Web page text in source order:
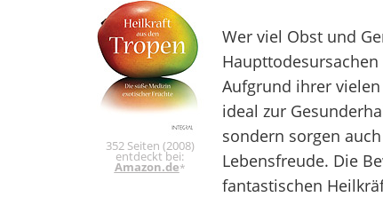
352 Seiten (2008)
entdeckt bei:
Amazon.de*
Wer viel Obst und
Aufgrund ihrer
ideal zur
sondern sorgen
Lebensfreude. Die
fantastischen